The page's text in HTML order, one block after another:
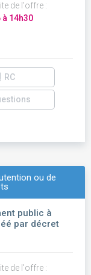
de l'offre :
14h30
RC
ou de
public à
par décret
de l'offre :